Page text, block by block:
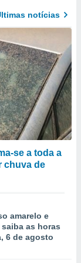
notícias
se a toda a
chuva de
amarelo e
as horas
6 de agosto